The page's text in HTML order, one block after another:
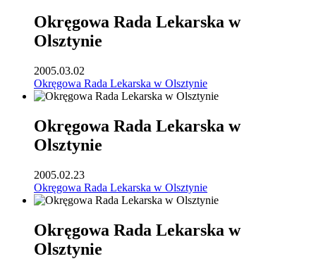
Okręgowa Rada Lekarska w
Olsztynie
2005.03.02
Okręgowa Rada Lekarska w Olsztynie
Okręgowa Rada Lekarska w
Olsztynie
2005.02.23
Okręgowa Rada Lekarska w Olsztynie
Okręgowa Rada Lekarska w
Olsztynie